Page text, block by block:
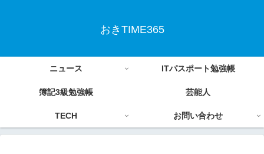
おきTIME365
ニュース ITパスポート勉強帳
簿記3級勉強帳 芸能人
TECH お問い合わせ